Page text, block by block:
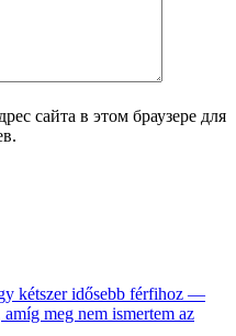
сайта в этом браузере для
kétszer idősebb férfihoz —
meg nem ismertem az